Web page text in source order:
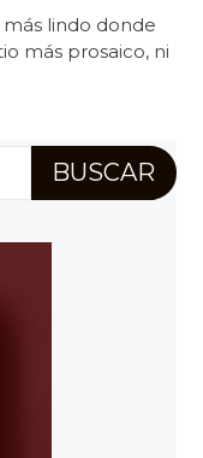
más lindo donde
más prosaico, ni